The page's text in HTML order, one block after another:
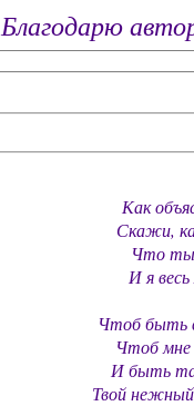
Благодарю
Как
Скажи,
Что ты
И я
Чтоб быть
Чтоб мне
И быть
Твой